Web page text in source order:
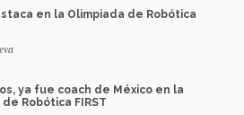
en la Olimpiada de Robótica
ya fue coach de México en la
Robótica FIRST